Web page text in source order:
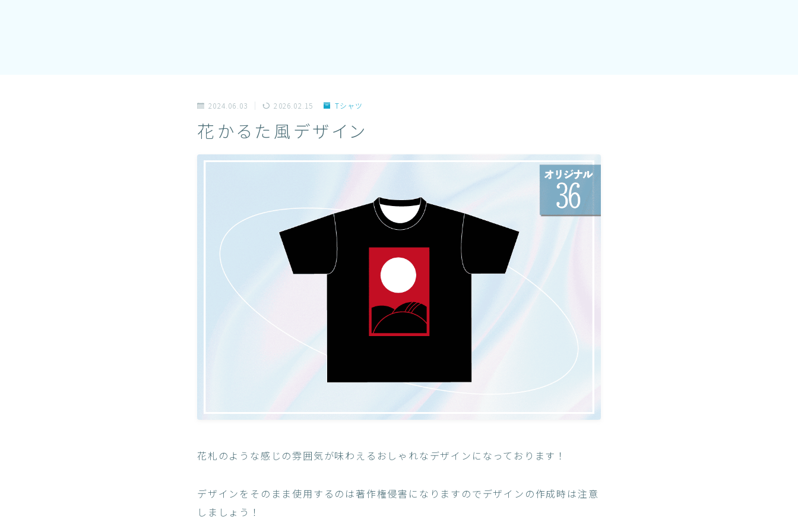
2024.06.03 2026.02.15 Tシャツ
花かるた風デザイン
花札のような感じの雰囲気が味わえるおしゃれなデザインになっております！
デザインをそのまま使用するのは著作権侵害になりますのでデザインの作成時は注意
しましょう！